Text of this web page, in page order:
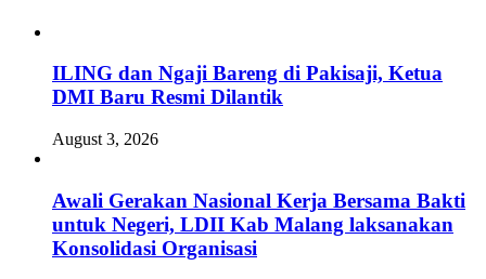
ILING dan Ngaji Bareng di Pakisaji, Ketua
DMI Baru Resmi Dilantik
August 3, 2026
Awali Gerakan Nasional Kerja Bersama Bakti
untuk Negeri, LDII Kab Malang laksanakan
Konsolidasi Organisasi